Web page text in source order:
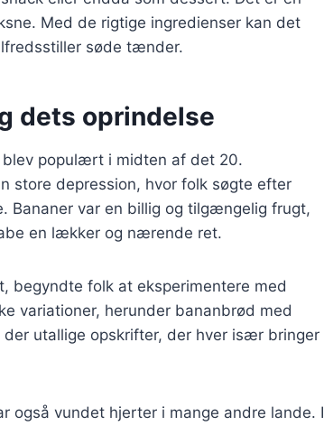
Med de rigtige ingredienser kan det
søde tænder.
dets oprindelse
blev populært i midten af det 20.
store depression, hvor folk søgte efter
Bananer var en billig og tilgængelig frugt,
en lækker og nærende ret.
begyndte folk at eksperimentere med
variationer, herunder bananbrød med
utallige opskrifter, der hver især bringer
også vundet hjerter i mange andre lande. I